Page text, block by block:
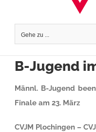
Gehe zu ...
B-Jugend
Männl. B-Jugend
Finale am 23. März
CVJM Plochingen –